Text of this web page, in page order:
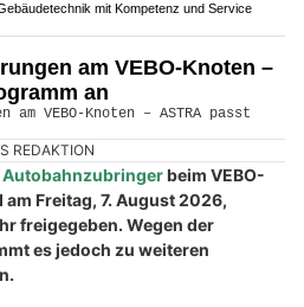
mit Kompetenz und Service
am VEBO-Knoten –
an
REDAKTION
Autobahnzubringerbeim VEBO-
Freitag, 7. August 2026,
freigegeben. Wegen der
es jedoch zu weiteren